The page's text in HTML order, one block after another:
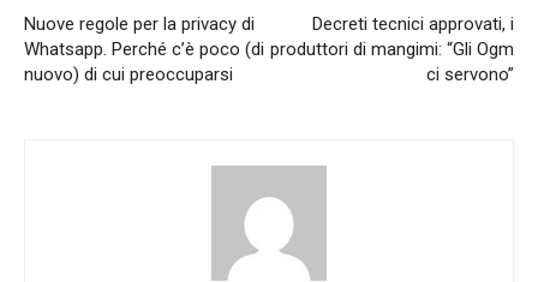
Nuove regole per la privacy di
Whatsapp. Perché c’è poco (di
nuovo) di cui preoccuparsi
Decreti tecnici approvati, i
produttori di mangimi: “Gli Ogm
ci servono”